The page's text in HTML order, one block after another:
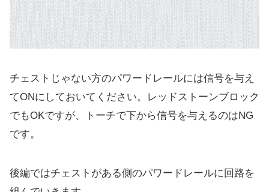
チェストじゃない方のパワードレールには信号を与え
てONにしておいてください。レッドストーンブロック
でもOKですが、トーチで下から信号を与えるのはNG
です。
後編ではチェストがある側のパワードレールに回路を